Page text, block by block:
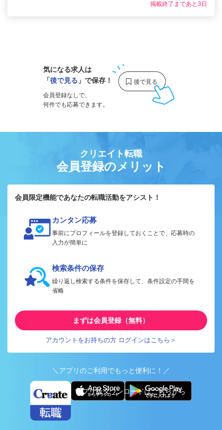
掲載終了まであと3日
気になる求人は
「後で見る 」で保存！
会員登録なしで、
何件でも応募できます。
クリエイト転職
会員登録のメリット
会員限定機能であなたの転職活動をアシスト！
カンタン応募
事前にプロフィールを登録しておくことで、応募時の
入力が簡単に
検索条件の保存
繰り返し検索する条件を保存して、条件設定の手間を
省略
まずは会員登録（無料）
アカウントをお持ちの方 ログインはこちら＞
＼アプリのご利用でもっと便利に！／
アプリ版ダウンロードはこちらから